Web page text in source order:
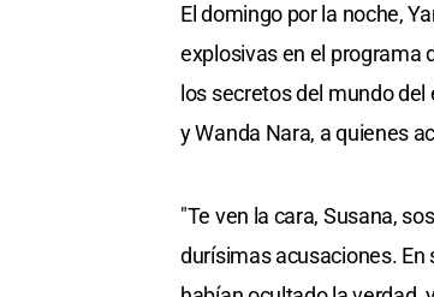
El domingo por la noche,
explosivas en el programa
los secretos del mundo
y Wanda Nara, a quienes
"Te ven la cara, Susana,
durísimas acusaciones.